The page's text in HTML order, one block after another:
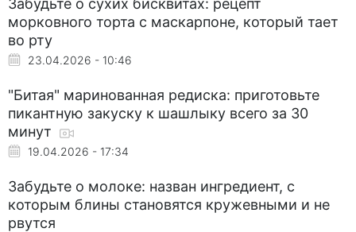
Забудьте о сухих бисквитах: рецепт
морковного торта с маскарпоне, который тает
во рту
23.04.2026 - 10:46
"Битая" маринованная редиска: приготовьте
пикантную закуску к шашлыку всего за 30
минут
19.04.2026 - 17:34
Забудьте о молоке: назван ингредиент, с
которым блины становятся кружевными и не
рвутся